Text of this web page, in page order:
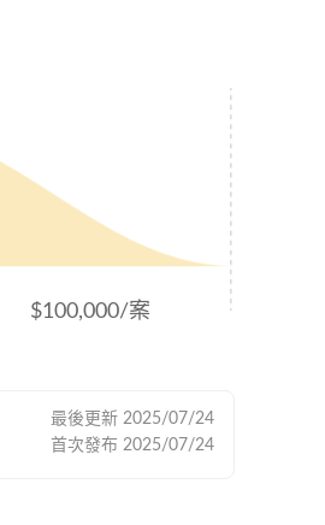
$100,000/案
最後更新 2025/07/24
首次發布 2025/07/24